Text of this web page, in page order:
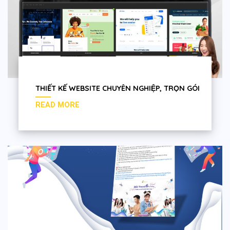
THIẾT KẾ WEBSITE CHUYÊN NGHIỆP, TRỌN GÓI